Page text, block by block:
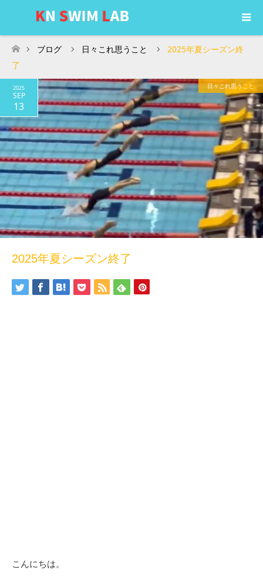
ホーム
ブログ 日々これ思うこと
2025年夏シーズン終
了
2025
SEP
13
日々これ思うこと
2025年夏シーズン終了
こんにちは。